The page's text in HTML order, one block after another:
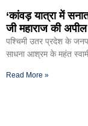
‘कांवड़ यात्रा में
जी महाराज की अपील
पश्चिमी उतर प्रदेश के
साधना आश्रम के महंत
Read More »